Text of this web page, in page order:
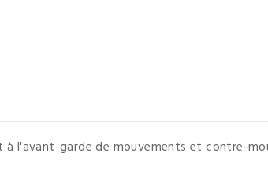
l'avant-garde de mouvements et contre-